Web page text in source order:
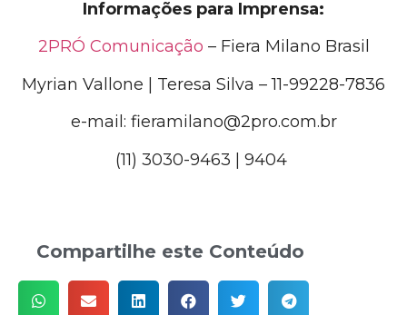
Informações para Imprensa:
2PRÓ Comunicação – Fiera Milano Brasil
Myrian Vallone | Teresa Silva – 11-99228-7836
e-mail: fieramilano@2pro.com.br
(11) 3030-9463 | 9404
Compartilhe este Conteúdo